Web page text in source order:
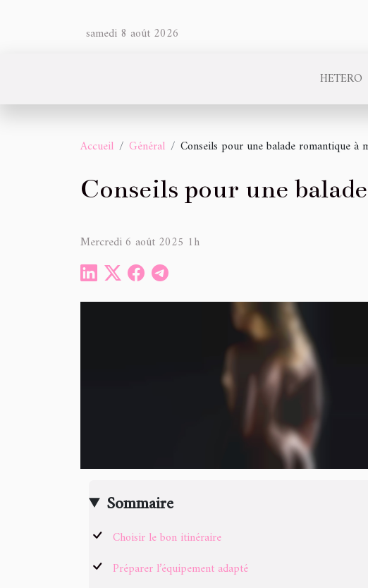
samedi 8 août 2026
HETERO
Accueil Général Conseils pour une balade romantique à
Conseils pour une
Mercredi 6 août 2025 1h
Sommaire
Choisir le bon itinéraire
Préparer l’équipement adapté